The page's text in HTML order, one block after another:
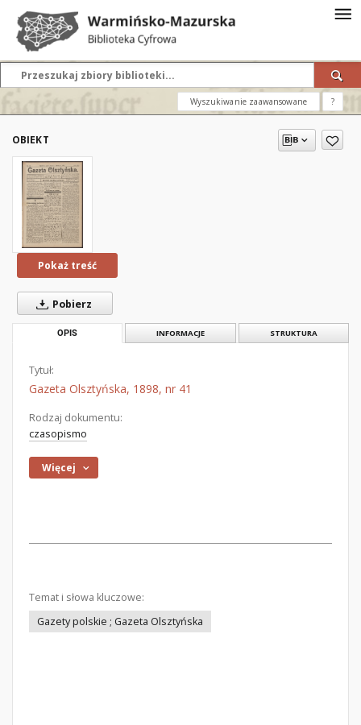
Wyszukiwanie zaawansowane ?
OBIEKT
Pokaż treść
Pobierz
OPIS INFORMACJE STRUKTURA
Tytuł:
Gazeta Olsztyńska, 1898, nr 41
Rodzaj dokumentu:
czasopismo
Więcej
Temat i słowa kluczowe:
Gazety polskie ; Gazeta Olsztyńska